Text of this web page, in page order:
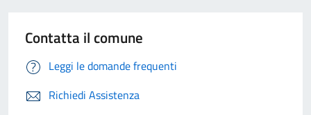
Contatta il comune
Leggi le domande frequenti
Richiedi Assistenza